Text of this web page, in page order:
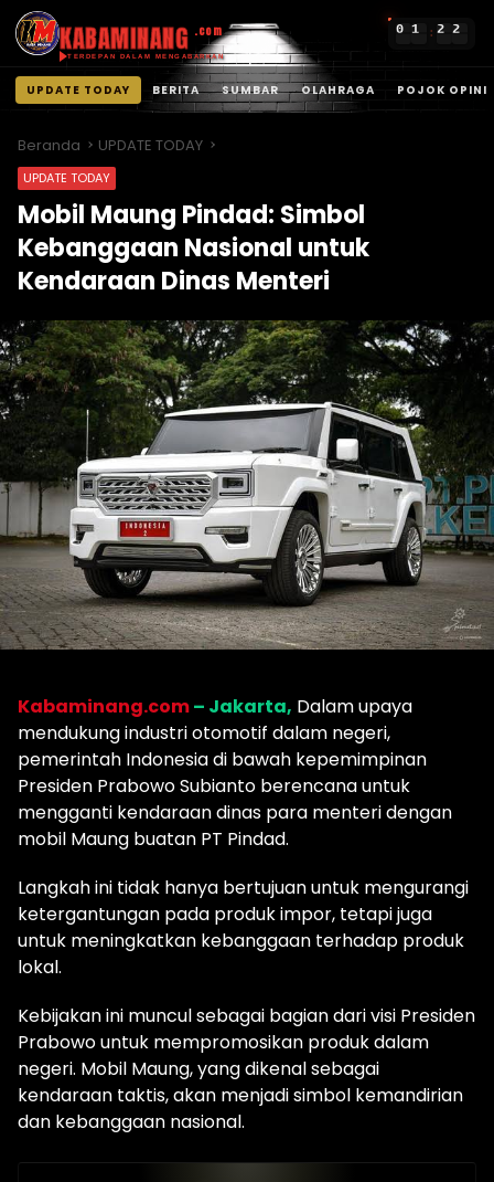
KABAMINANG .com
TERDEPAN DALAM MENGABARKAN
0 1 : 2 2
UPDATE TODAY BERITA SUMBAR OLAHRAGA POJOK OPINI
konten
Beranda UPDATE TODAY
UPDATE TODAY
Mobil Maung Pindad: Simbol
Kebanggaan Nasional untuk
Kendaraan Dinas Menteri
Kabaminang.com– Jakarta, Dalam upaya
mendukung industri otomotif dalam negeri,
pemerintah Indonesia di bawah kepemimpinan
Presiden Prabowo Subianto berencana untuk
mengganti kendaraan dinas para menteri dengan
mobil Maung buatan PT Pindad.
Langkah ini tidak hanya bertujuan untuk mengurangi
ketergantungan pada produk impor, tetapi juga
untuk meningkatkan kebanggaan terhadap produk
lokal.
Kebijakan ini muncul sebagai bagian dari visi Presiden
Prabowo untuk mempromosikan produk dalam
negeri. Mobil Maung, yang dikenal sebagai
kendaraan taktis, akan menjadi simbol kemandirian
dan kebanggaan nasional.